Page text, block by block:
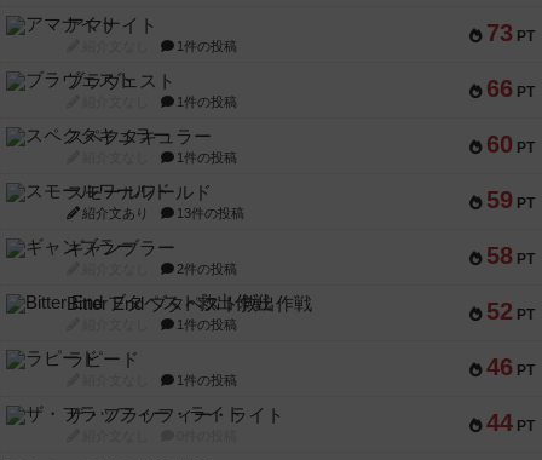
73 PT
アマナイト
1件の投稿
66 PT
ブラヴェスト
1件の投稿
60 PT
スペクタキュラー
1件の投稿
59 PT
スモールワールド
紹介文あり 13件の投稿
58 PT
ギャンブラー
2件の投稿
52 PT
Bitter End ブタペスト救出作戦
1件の投稿
46 PT
ラピード
1件の投稿
44 PT
ザ・フラッフィー・ライト